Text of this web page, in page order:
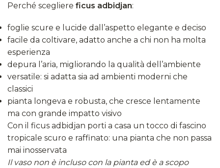
Perché scegliere ficus adbidjan:
foglie scure e lucide dall’aspetto elegante e deciso
facile da coltivare, adatto anche a chi non ha molta
esperienza
depura l’aria, migliorando la qualità dell’ambiente
versatile: si adatta sia ad ambienti moderni che
classici
pianta longeva e robusta, che cresce lentamente
ma con grande impatto visivo
Con il ficus adbidjan porti a casa un tocco di fascino
tropicale scuro e raffinato: una pianta che non passa
mai inosservata
Il vaso non è incluso con la pianta ed è a scopo